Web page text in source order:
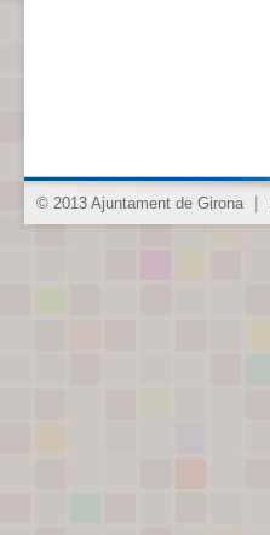
© 2013 Ajuntament de Girona